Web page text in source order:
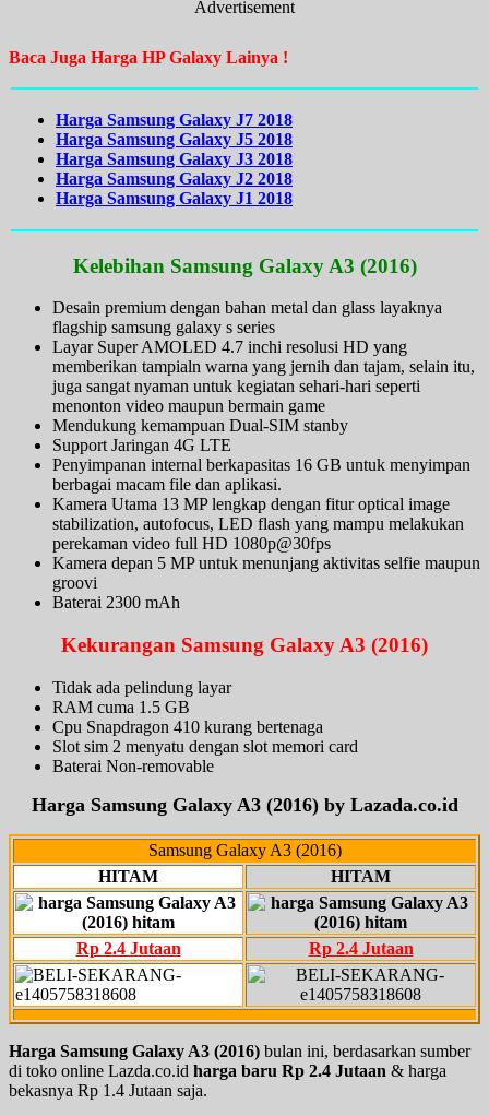
Advertisement
Baca Juga Harga HP Galaxy Lainya !
Harga Samsung Galaxy J7 2018
Harga Samsung Galaxy J5 2018
Harga Samsung Galaxy J3 2018
Harga Samsung Galaxy J2 2018
Harga Samsung Galaxy J1 2018
Kelebihan Samsung Galaxy A3 (2016)
Desain premium dengan bahan metal dan glass layaknya
flagship samsung galaxy s series
Layar Super AMOLED 4.7 inchi resolusi HD yang
memberikan tampialn warna yang jernih dan tajam, selain itu,
juga sangat nyaman untuk kegiatan sehari-hari seperti
menonton video maupun bermain game
Mendukung kemampuan Dual-SIM stanby
Support Jaringan 4G LTE
Penyimpanan internal berkapasitas 16 GB untuk menyimpan
berbagai macam file dan aplikasi.
Kamera Utama 13 MP lengkap dengan fitur optical image
stabilization, autofocus, LED flash yang mampu melakukan
perekaman video full HD 1080p@30fps
Kamera depan 5 MP untuk menunjang aktivitas selfie maupun
groovi
Baterai 2300 mAh
Kekurangan Samsung Galaxy A3 (2016)
Tidak ada pelindung layar
RAM cuma 1.5 GB
Cpu Snapdragon 410 kurang bertenaga
Slot sim 2 menyatu dengan slot memori card
Baterai Non-removable
Harga Samsung Galaxy A3 (2016) by Lazada.co.id
Samsung Galaxy A3 (2016)
HITAM
HITAM
Rp 2.4 Jutaan Rp 2.4 Jutaan
Harga Samsung Galaxy A3 (2016) bulan ini, berdasarkan sumber
di toko online Lazda.co.id harga baru Rp 2.4 Jutaan & harga
bekasnya Rp 1.4 Jutaan saja.